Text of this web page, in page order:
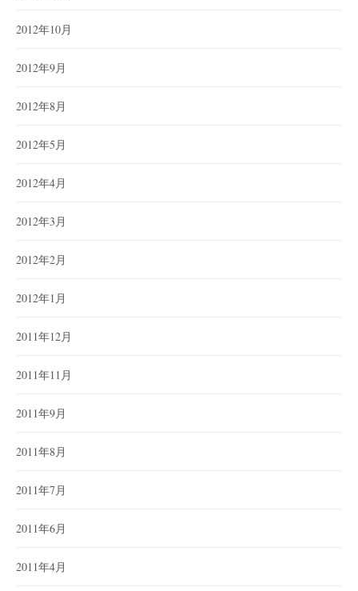
2012年10月
2012年9月
2012年8月
2012年5月
2012年4月
2012年3月
2012年2月
2012年1月
2011年12月
2011年11月
2011年9月
2011年8月
2011年7月
2011年6月
2011年4月